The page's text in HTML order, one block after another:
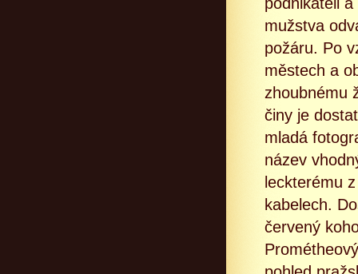
mužstva
požáru. Po
městech a
zhoubnému
činy je
mladá
název
leckterému
kabelech.
červený